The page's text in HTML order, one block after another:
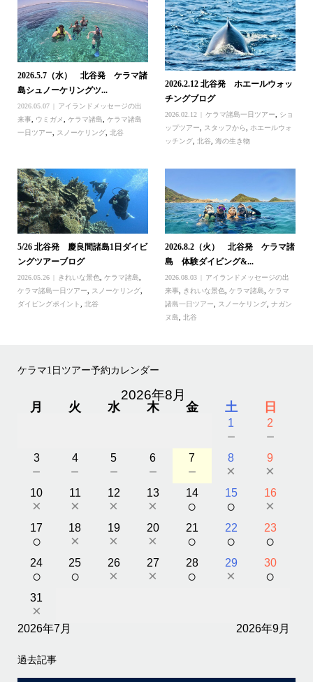
2026.5.7（水） 北谷発 ケラマ諸
島シュノーケリングツ...
2026.05.07
アイランドメッセージの出
来事, ウミガメ, ケラマ諸島, ケラマ諸島
一日ツアー, スノーケリング, 北谷
2026.2.12 北谷発 ホエールウォッ
チングブログ
2026.02.12 ケラマ諸島一日ツアー
ショ
ップツアー
スタッフから
ホエールウォ
ッチング ,北谷 ,海の生き物
5/26 北谷発 慶良間諸島1日ダイビ
ングツアーブログ
2026.05.26 きれいな景色, ケラマ諸島,
ケラマ諸島一日ツアー, スノーケリング,
ダイビングポイント, 北谷
2026.8.2（火） 北谷発 ケラマ諸
島 体験ダイビング&...
2026.08.03
アイランドメッセージの出
来事, きれいな景色,ケラマ諸島,ケラマ
諸島一日ツアー, スノーケリング,ナガン
ヌ島,北谷
ケラマ1日ツアー予約カレンダー
2026年8月
月 火 水 木 金 土 日
1
－
2
－
3
－
4
－
5
－
6
－
7
－
8
×
9
×
10
×
11
×
12
×
13
×
14
○
15
○
16
×
17
○
18
×
19
×
20
×
21
○
22
○
23
○
24
○
25
○
26
×
27
×
28
○
29
×
30
○
31
×
2026年7月 2026年9月
過去記事